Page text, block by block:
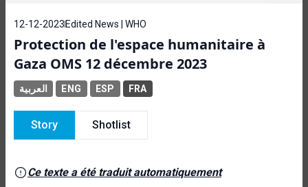
12-12-2023 Edited News | WHO
Protection de l'espace humanitaire à
Gaza OMS 12 décembre 2023
العربية ENG ESP FRA
Story Shotlist
Ce texte a été traduit automatiquement